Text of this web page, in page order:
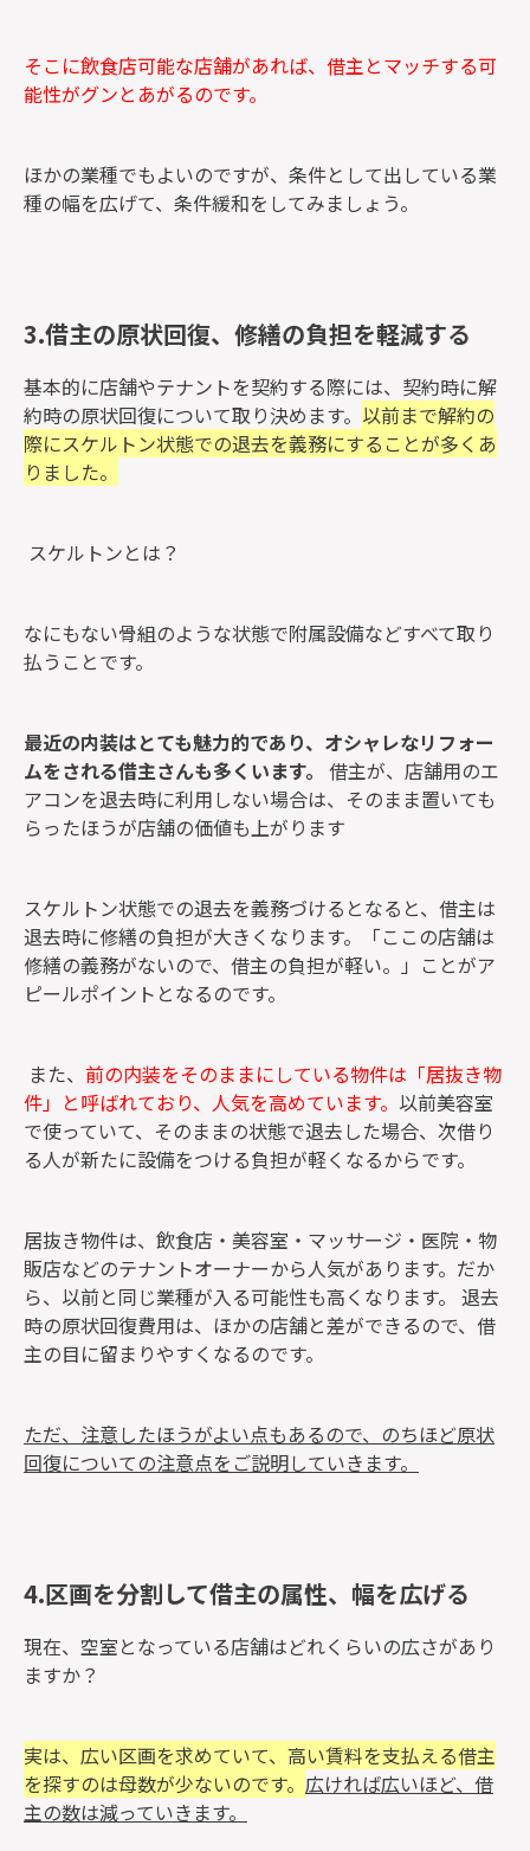
そこに飲食店可能な店舗があれば、借主とマッチする可
能性がグンとあがるのです。
ほかの業種でもよいのですが、条件として出している業
種の幅を広げて、条件緩和をしてみましょう。
3.借主の原状回復、修繕の負担を軽減する
基本的に店舗やテナントを契約する際には、契約時に解
約時の原状回復について取り決めます。 以前まで解約の
際にスケルトン状態での退去を義務にすることが多くあ
りました。
スケルトンとは？
なにもない骨組のような状態で附属設備などすべて取り
払うことです。
最近の内装はとても魅力的であり、オシャレなリフォー
ムをされる借主さんも多くいます。 借主が、店舗用のエ
アコンを退去時に利用しない場合は、そのまま置いても
らったほうが店舗の価値も上がります
スケルトン状態での退去を義務づけるとなると、借主は
退去時に修繕の負担が大きくなります。「ここの店舗は
修繕の義務がないので、借主の負担が軽い。」ことがア
ピールポイントとなるのです。
また、 前の内装をそのままにしている物件は「居抜き物
件」と呼ばれており、人気を高めています。 以前美容室
で使っていて、そのままの状態で退去した場合、次借り
る人が新たに設備をつける負担が軽くなるからです。
居抜き物件は、飲食店・美容室・マッサージ・医院・物
販店などのテナントオーナーから人気があります。だか
ら、以前と同じ業種が入る可能性も高くなります。 退去
時の原状回復費用は、ほかの店舗と差ができるので、借
主の目に留まりやすくなるのです。
ただ、注意したほうがよい点もあるので、のちほど原状
回復についての注意点をご説明していきます。
4.区画を分割して借主の属性、幅を広げる
現在、空室となっている店舗はどれくらいの広さがあり
ますか？
実は、広い区画を求めていて、高い賃料を支払える借主
を探すのは母数が少ないのです。 広ければ広いほど、借
主の数は減っていきます。